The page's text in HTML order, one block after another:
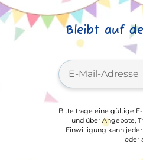
Bleibt auf
Bitte trage eine gültige
und über Angebote,
Einwilligung kann
oder